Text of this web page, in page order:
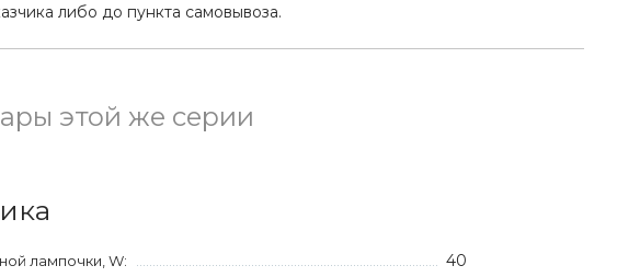
либо до пункта самовывоза.
этой же серии
лампочки, W: 40